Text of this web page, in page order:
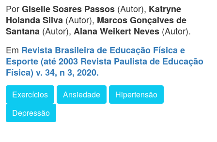
PorGiselle Soares Passos (Autor), Katryne
Holanda Silva (Autor), Marcos Gonçalves de
Santana (Autor), Alana Weikert Neves (Autor).
Em Revista Brasileira de Educação Física e
Esporte (até 2003 Revista Paulista de Educação
Física) v. 34, n 3, 2020.
Exercícios Ansiedade
Hipertensão
Depressão